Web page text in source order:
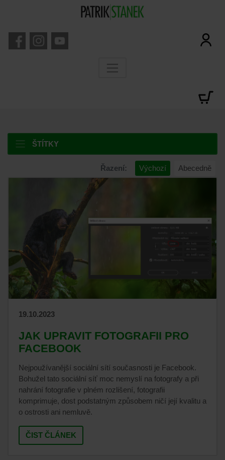
ŠTÍTKY
Řazení: Výchozí Abecedně
19.10.2023
JAK UPRAVIT FOTOGRAFII PRO
FACEBOOK
Nejpoužívanější sociální sítí současnosti je Facebook.
Bohužel tato sociální síť moc nemyslí na fotografy a při
nahrání fotografie v plném rozlišení, fotografii
komprimuje, dost podstatným způsobem ničí její kvalitu a
o ostrosti ani nemluvě.
ČIST ČLÁNEK